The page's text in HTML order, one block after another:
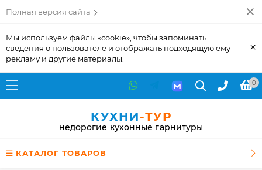
Полная версия сайта
Мы используем файлы «cookie», чтобы запоминать
сведения о пользователе и отображать подходящую ему
рекламу и другие материалы.
×
0
КУХНИ-ТУР
недорогие кухонные гарнитуры
КАТАЛОГ ТОВАРОВ